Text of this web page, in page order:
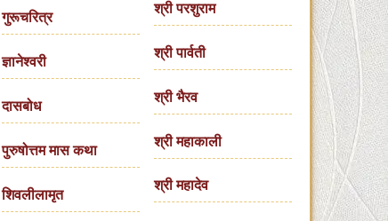
गुरूचरित्र
ज्ञानेश्वरी
दासबोध
पुरुषोत्तम मास कथा
शिवलीलामृत
श्री परशुराम
श्री पार्वती
श्री भैरव
श्री महाकाली
श्री महादेव